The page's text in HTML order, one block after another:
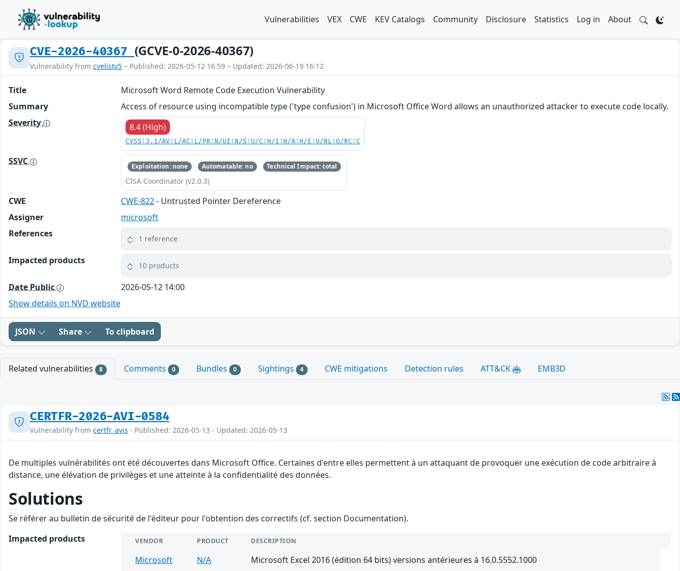
Vulnerabilities VEX CWE KEV Catalogs Community Disclosure Statistics Log in About
CVE-2026-40367 (GCVE-0-2026-40367)
Vulnerability from cvelistv5 – Published: 2026-05-12 16:59 – Updated: 2026-06-19 16:12
Title
Microsoft Word Remote Code Execution Vulnerability
Summary
Access of resource using incompatible type ('type confusion') in Microsoft Office Word allows an unauthorized attacker to execute code locally.
Severity
8.4 (High)
CVSS:3.1/AV:L/AC:L/PR:N/UI:N/S:U/C:H/I:H/A:H/E:U/RL:O/RC:C
SSVC Exploitation: none Automatable: no Technical Impact: total
CISA Coordinator (v2.0.3)
CWE CWE-822- Untrusted Pointer Dereference
Assigner
microsoft
References
1 reference
Impacted products 10 products
Date Public
2026-05-12 14:00
Show details on NVD website
JSON Share To clipboard
Related vulnerabilities 8 Comments 0 Bundles 0 Sightings 4 CWE mitigations Detection rules ATT&CK EMB3D
CERTFR-2026-AVI-0584
Vulnerability from certfr_avis - Published: 2026-05-13 - Updated: 2026-05-13
De multiples vulnérabilités ont été découvertes dans Microsoft Office. Certaines d'entre elles permettent à un attaquant de provoquer une exécution de code arbitraire à
distance, une élévation de privilèges et une atteinte à la confidentialité des données.
Solutions
Se référer au bulletin de sécurité de l'éditeur pour l'obtention des correctifs (cf. section Documentation).
Impacted products
VENDOR PRODUCT DESCRIPTION
Microsoft N/A
Microsoft Excel 2016 (édition 64 bits) versions antérieures à 16.0.5552.1000